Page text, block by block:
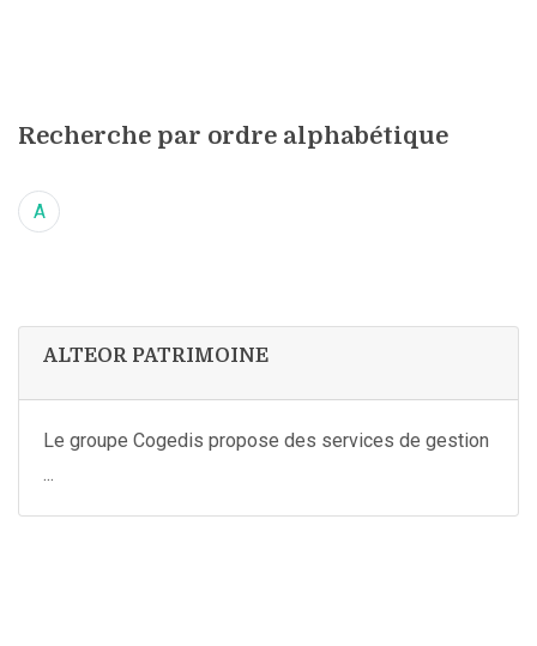
Recherche par ordre alphabétique
A
ALTEOR PATRIMOINE
Le groupe Cogedis propose des services de gestion
...